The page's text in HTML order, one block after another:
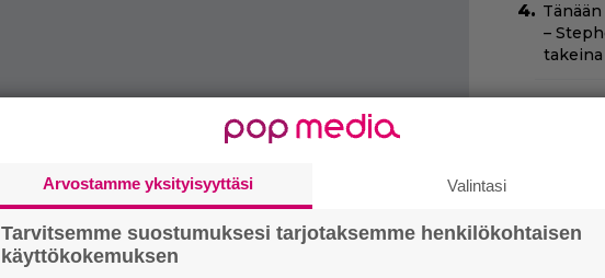
–
takeina
Tom
sitten
Yöllä
kikalla
Arvostamme yksityisyyttäsi Valintasi
Tarvitsemme suostumuksesi tarjotaksemme henkilökohtaisen
käyttökokemuksen